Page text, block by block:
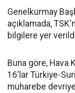
Genelkurmay
açıklamada,
bilgilere yer
Buna göre, Hava
16'lar Türkiye-
muharebe